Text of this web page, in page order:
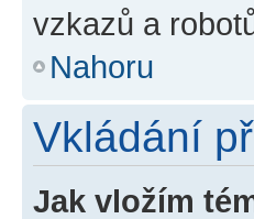
vzkazů a
Nahoru
Vkládání
Jak vložím